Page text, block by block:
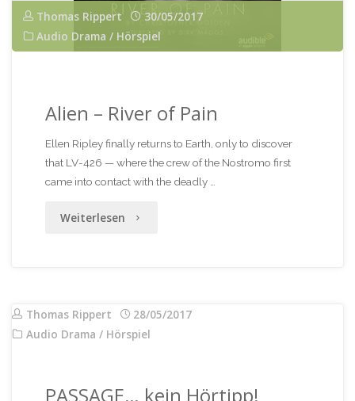
Thomas Rippert
30/05/2017
Audio Drama / Hörspiel
Alien – River of Pain
Ellen Ripley finally returns to Earth, only to discover
that LV-426 — where the crew of the Nostromo first
came into contact with the deadly …
Weiterlesen "Alien
of
Pain"
Thomas Rippert
28/05/2017
Audio Drama / Hörspiel
PASSAGE… kein Hörtipp!